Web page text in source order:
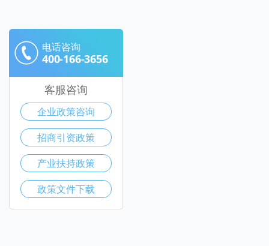
电话咨询
400-166-3656
客服咨询
企业政策咨询
招商引资政策
产业扶持政策
政策文件下载